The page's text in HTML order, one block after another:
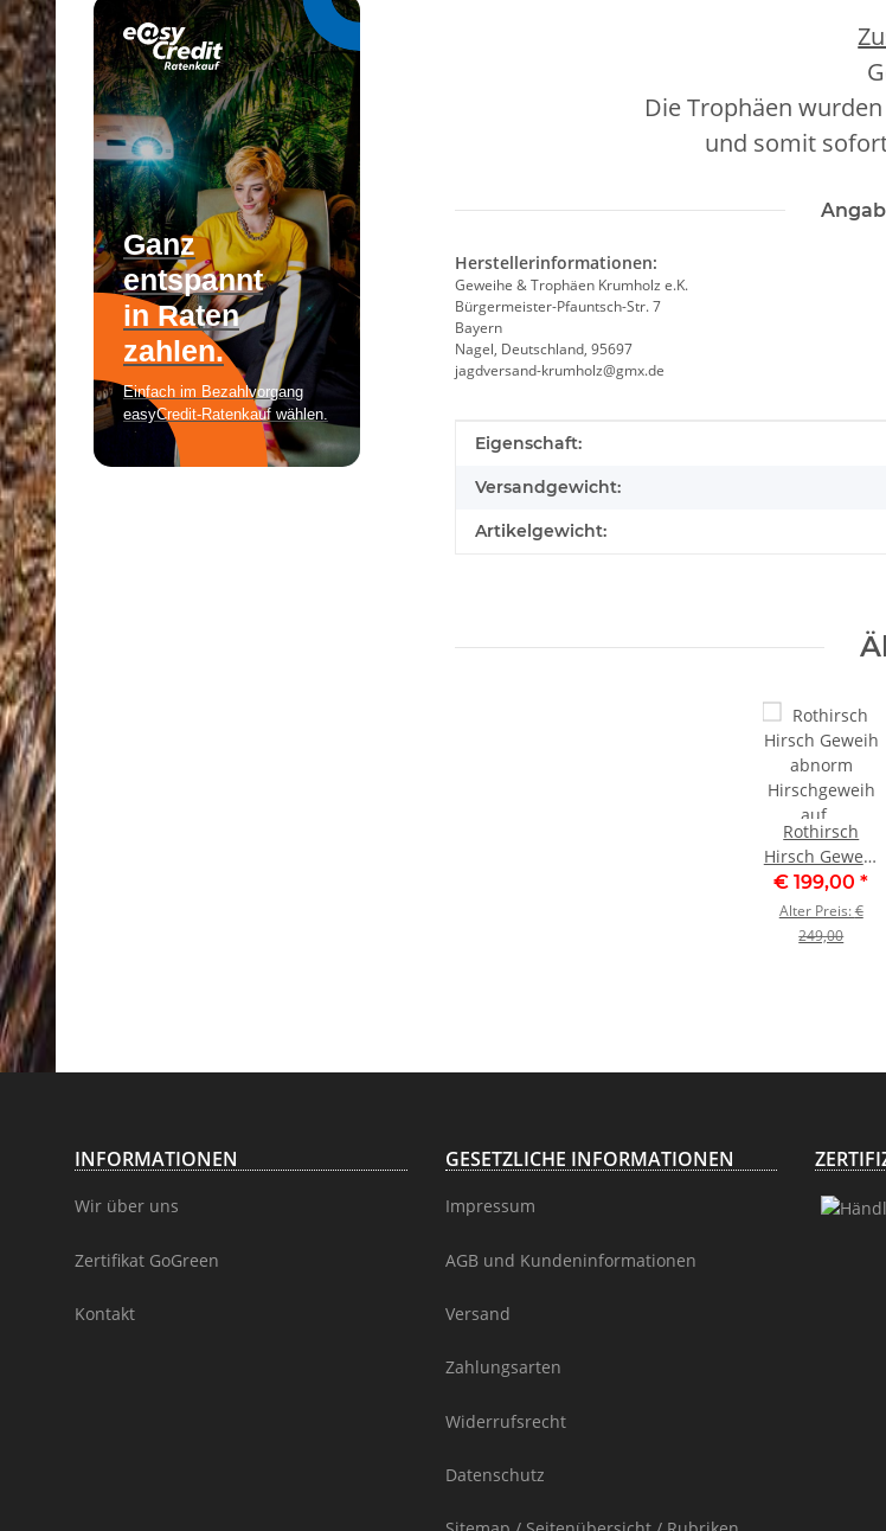
Die Trophäen
und somit
Herstellerinformationen:
Geweihe & Trophäen Krumholz e.K.
Bürgermeister-Pfauntsch-Str. 7
Bayern
Nagel, Deutschland, 95697
jagdversand-krumholz@gmx.de
Produkteigenschaft
Wert
Eigenschaft:
Versandgewicht:
Artikelgewicht:
Rothirsch
Hirsch Geweih
abnorm
Hirschgeweih
auf
€ 199,00*
Alter Preis:€
249,00
INFORMATIONEN
Wir über uns
Zertifikat GoGreen
Kontakt
GESETZLICHE INFORMATIONEN
Impressum
AGB und Kundeninformationen
Versand
Zahlungsarten
Widerrufsrecht
Datenschutz